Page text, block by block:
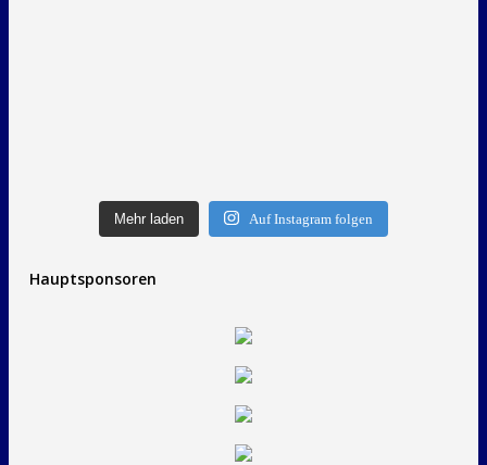
Mehr laden Auf Instagram folgen
Hauptsponsoren